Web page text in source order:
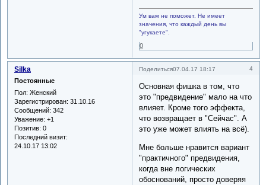
Ум вам не поможет. Не имеет
значения, что каждый день вы
"угукаете".
0
Поделиться 4
07.04.17 18:17
Silka
Постоянные
Пол: Женский
Зарегистрирован: 31.10.16
Сообщений: 342
Уважение: +1
Позитив: 0
Последний визит:
24.10.17 13:02
Основная фишка в том, что
это "предвидение" мало на что
влияет. Кроме того эффекта,
что возвращает в "Сейчас". А
это уже может влиять на всё).
Мне больше нравится вариант
"практичного" предвидения,
когда вне логических
обоснований, просто доверяя